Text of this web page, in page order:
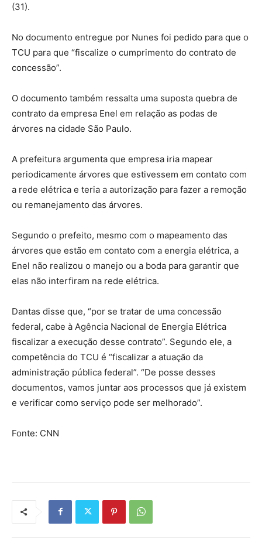
(31).
No documento entregue por Nunes foi pedido para que o
TCU para que “fiscalize o cumprimento do contrato de
concessão”.
O documento também ressalta uma suposta quebra de
contrato da empresa Enel em relação as podas de
árvores na cidade São Paulo.
A prefeitura argumenta que empresa iria mapear
periodicamente árvores que estivessem em contato com
a rede elétrica e teria a autorização para fazer a remoção
ou remanejamento das árvores.
Segundo o prefeito, mesmo com o mapeamento das
árvores que estão em contato com a energia elétrica, a
Enel não realizou o manejo ou a boda para garantir que
elas não interfiram na rede elétrica.
Dantas disse que, “por se tratar de uma concessão
federal, cabe à Agência Nacional de Energia Elétrica
fiscalizar a execução desse contrato”. Segundo ele, a
competência do TCU é “fiscalizar a atuação da
administração pública federal”. “De posse desses
documentos, vamos juntar aos processos que já existem
e verificar como serviço pode ser melhorado”.
Fonte: CNN